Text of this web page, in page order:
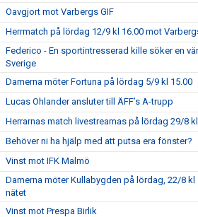
Oavgjort mot Varbergs GIF
Herrmatch på lördag 12/9 kl 16.00 mot
Federico - En sportintresserad kille söker en
Sverige
Damerna möter Fortuna på lördag 5/9 kl 15.00
Lucas Ohlander ansluter till ÄFF’s A-trupp
Herrarnas match livestreamas på lördag 29/8
Behöver ni ha hjälp med att putsa era fönster?
Vinst mot IFK Malmö
Damerna möter Kullabygden på lördag, 22/8 kl
nätet
Vinst mot Prespa Birlik